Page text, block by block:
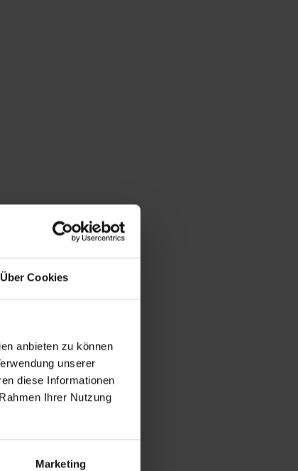
Über Cookies
anbieten zu können
unserer
diese Informationen
Ihrer Nutzung
Marketing